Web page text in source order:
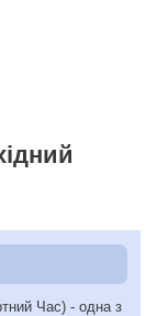
Час) - одна з